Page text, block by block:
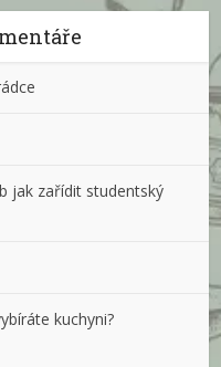
jak zařídit studentský
kuchyni?